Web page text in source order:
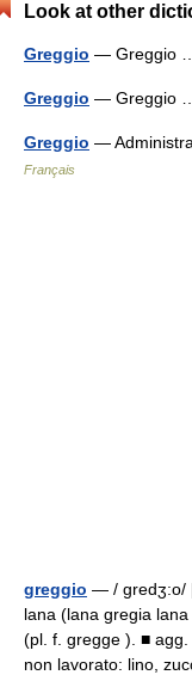
Look at other
Greggio — Greggio
Greggio — Greggio
Greggio —
Français
greggio — / gredʒ:o/
lana (lana gregia
(pl. f. gregge ). ■ agg.
non lavorato: lino,